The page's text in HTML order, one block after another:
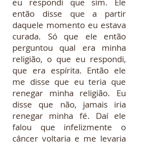
então disse que a partir
daquele momento eu estava
curada. Só que ele então
perguntou qual era minha
religião, o que eu respondi,
que era espírita. Então ele
me disse que eu teria que
renegar minha religião. Eu
disse que não, jamais iria
renegar minha fé. Daí ele
falou que infelizmente o
câncer voltaria e me levaria